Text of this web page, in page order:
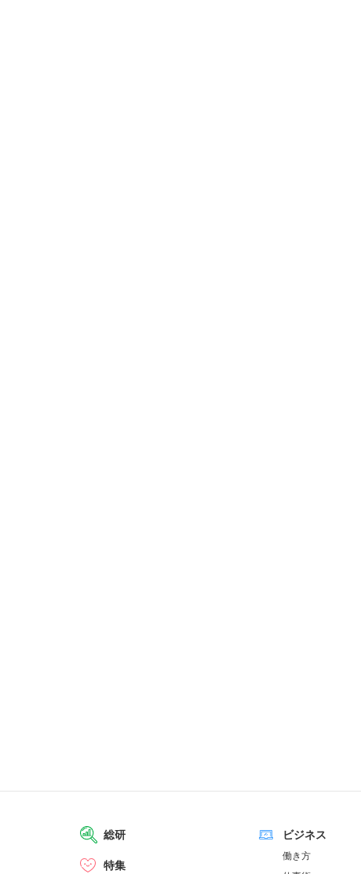
総研
特集
ビジネス
働き方